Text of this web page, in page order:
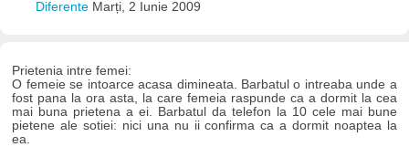
Diferente Marți, 2 Iunie 2009
Prietenia intre femei:
O femeie se intoarce acasa dimineata. Barbatul o intreaba unde a
fost pana la ora asta, la care femeia raspunde ca a dormit la cea
mai buna prietena a ei. Barbatul da telefon la 10 cele mai bune
pietene ale sotiei: nici una nu ii confirma ca a dormit noaptea la
ea.